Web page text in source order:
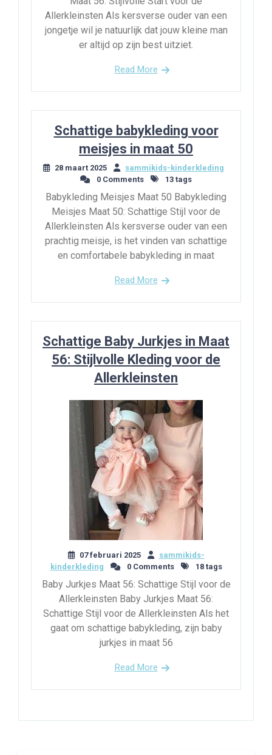
Allerkleinsten Als kersverse ouder van een
jongetje wil je natuurlijk dat jouw kleine man
er altijd op zijn best uitziet.
Read More
Schattige babykleding voor
meisjes in maat 50
28 maart 2025
sammikids-kinderkleding
0 Comments
13 tags
Babykleding Meisjes Maat 50 Babykleding
Meisjes Maat 50: Schattige Stijl voor de
Allerkleinsten Als kersverse ouder van een
prachtig meisje, is het vinden van schattige
en comfortabele babykleding in maat
Read More
Schattige Baby Jurkjes in Maat
56: Stijlvolle Kleding voor de
Allerkleinsten
07 februari 2025
sammikids-
kinderkleding
0 Comments 18 tags
Baby Jurkjes Maat 56: Schattige Stijl voor de
Allerkleinsten Baby Jurkjes Maat 56:
Schattige Stijl voor de Allerkleinsten Als het
gaat om schattige babykleding, zijn baby
jurkjes in maat 56
Read More